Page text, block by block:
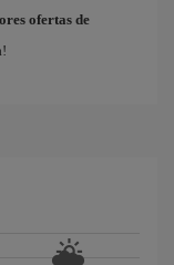
ofertas de